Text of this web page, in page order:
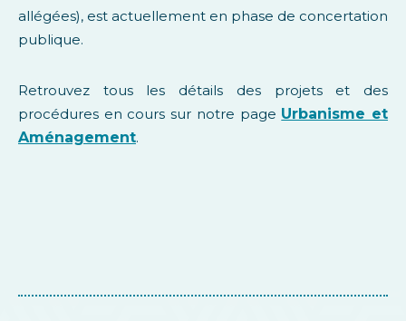
allégées), est actuellement en phase de concertation
publique.
Retrouvez tous les détails des projets et des
procédures en cours sur notre page Urbanisme et
Aménagement.